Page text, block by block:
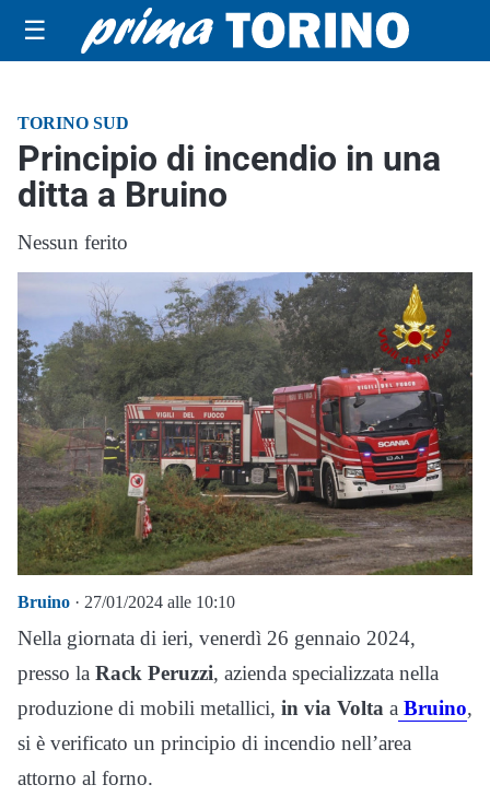
☰
TORINO SUD
Principio di incendio in una
ditta a Bruino
Nessun ferito
Bruino · 27/01/2024 alle 10:10
Nella giornata di ieri, venerdì 26 gennaio 2024,
presso la Rack Peruzzi, azienda specializzata nella
produzione di mobili metallici, in via Volta a Bruino,
si è verificato un principio di incendio nell’area
attorno al forno.